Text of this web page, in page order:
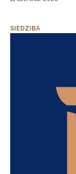
SIEDZIBA